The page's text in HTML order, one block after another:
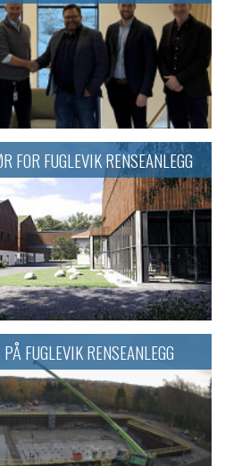
FOR FUGLEVIK RENSEANLEGG
FUGLEVIK RENSEANLEGG